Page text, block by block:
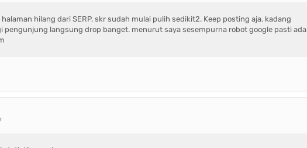
hilang dari SERP, skr sudah mulai pulih sedikit2. Keep posting aja. kadang
pengunjung langsung drop banget. menurut saya sesempurna robot google pasti ada